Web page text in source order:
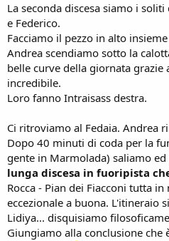
La seconda discesa siamo i
e Federico.
Facciamo il pezzo in alto
Andrea scendiamo sotto la
belle curve della giornata grazie
incredibile.
Loro fanno Intraisass destra.
Ci ritroviamo al Fedaia. Andrea
Dopo 40 minuti di coda per la
gente in Marmolada) saliamo
lunga discesa in fuoripista
Rocca - Pian dei Fiacconi tutta
eccezionale a buona. L'itineraio
Lidiya... disquisiamo
Giungiamo alla conclusione